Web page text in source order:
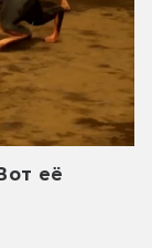
её